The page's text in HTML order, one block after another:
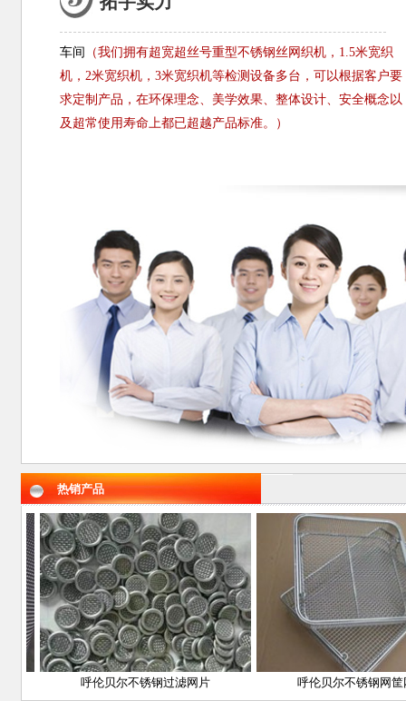
车间
（我们拥有超宽超丝号重型不锈钢丝网织机，1.5米宽织
机，2米宽织机，3米宽织机等检测设备多台，可以根据客户要
求定制产品，在环保理念、美学效果、整体设计、安全概念以
及超常使用寿命上都已超越产品标准。）
热销产品
呼伦贝尔不锈钢过滤网片 呼伦贝尔不锈钢网筐网篮